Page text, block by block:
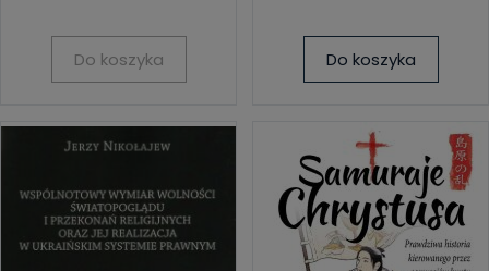
Do koszyka Do koszyka